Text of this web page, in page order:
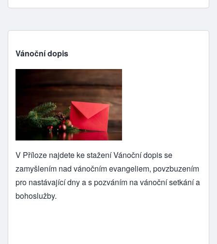
Vánoční dopis
V Příloze najdete ke staženíVánoční dopisse
zamyšlením nad vánočním evangeliem, povzbuzením
pro nastávající dny a s pozváním na vánoční setkání a
bohoslužby.